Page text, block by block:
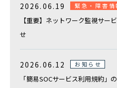
2026.06.19 緊急・障害情
【重要】ネットワーク監視サー
せ
2026.06.12 お知らせ
「簡易SOCサービス利用規約」